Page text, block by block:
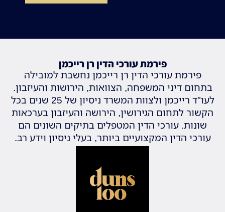
פירמת עורכי הדין רן רייכמן
פירמת עורכי הדין רן רייכמן נחשבת למובילה
בתחום דיני המשפחה, הצוואות, הירושות והעיזבון.
לעו"ד רייכמן ולצוות המשרד ניסיון של 25 שנים בכל
הקשור לתחום הגירושין, הירושה והעיזבון בערכאות
שונות. עורכי הדין המטפלים בתיקים השונים הם
עורכי הדין המקצועיים ביותר, בעלי ניסיון וידע רב.